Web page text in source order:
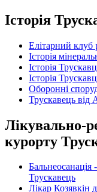
Історія
Елітарний клуб
Історія
Історія
Історія
Оборонні
Трускавець від
Лікувально-
курорту
Бальнеосанація
Трускавець
Лікар Козявкін